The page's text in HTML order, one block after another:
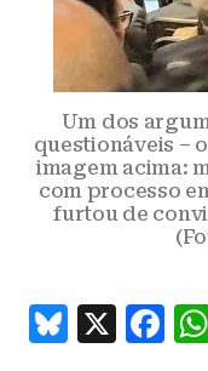
Um dos
questionáveis –
imagem acima:
com processo
furtou de
B
X
F